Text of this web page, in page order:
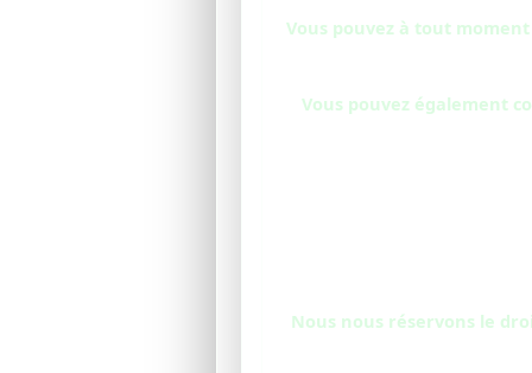
Vous pouvez à tout
Vous pouvez également
Nous nous réservons le